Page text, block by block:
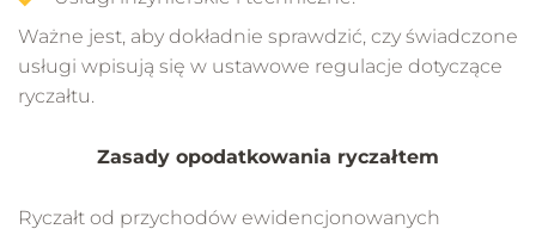
Ważne jest, aby dokładnie sprawdzić, czy świadczone
usługi wpisują się w ustawowe regulacje dotyczące
ryczałtu.
Zasady opodatkowania ryczałtem
Ryczałt od przychodów ewidencjonowanych